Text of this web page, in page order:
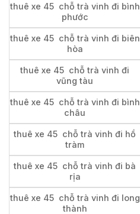
thuê xe 45 chỗ trà vinh đi bình
phước
thuê xe 45 chỗ trà vinh đi biên
hòa
thuê xe 45 chỗ trà vinh đi
vũng tàu
thuê xe 45 chỗ trà vinh đi bình
châu
thuê xe 45 chỗ trà vinh đi hồ
tràm
thuê xe 45 chỗ trà vinh đi bà
rịa
thuê xe 45 chỗ trà vinh đi long
thành